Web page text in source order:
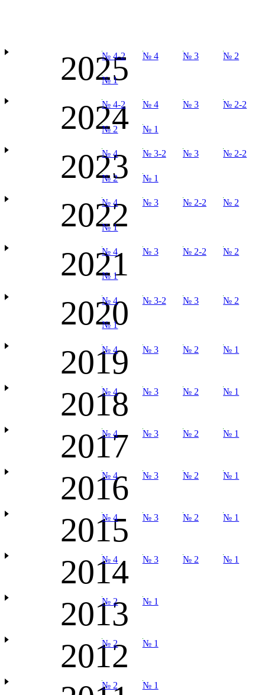
2025
№ 4-2 № 4 № 3 № 2
№ 1
2024
№ 4-2 № 4 № 3 № 2-2
№ 2 № 1
2023
№ 4 № 3-2 № 3 № 2-2
№ 2 № 1
2022
№ 4 № 3 № 2-2 № 2
№ 1
2021
№ 4 № 3 № 2-2 № 2
№ 1
2020
№ 4 № 3-2 № 3 № 2
№ 1
2019
№ 4 № 3 № 2 № 1
2018
№ 4 № 3 № 2 № 1
2017
№ 4 № 3 № 2 № 1
2016
№ 4 № 3 № 2 № 1
2015
№ 4 № 3 № 2 № 1
2014
№ 4 № 3 № 2 № 1
2013
№ 2 № 1
2012
№ 2 № 1
№ 2 № 1